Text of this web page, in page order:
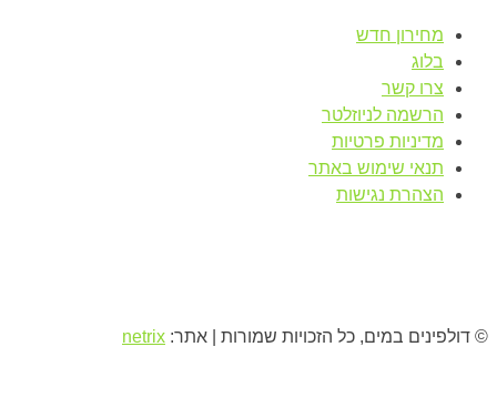
מחירון חדש
בלוג
צרו קשר
הרשמה לניוזלטר
מדיניות פרטיות
תנאי שימוש באתר
הצהרת נגישות
© דולפינים במים, כל הזכויות שמורות | אתר: netrix